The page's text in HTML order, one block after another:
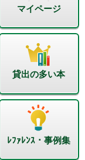
マイページ
貸出の多い本
ﾚﾌｧﾚﾝｽ・事例集